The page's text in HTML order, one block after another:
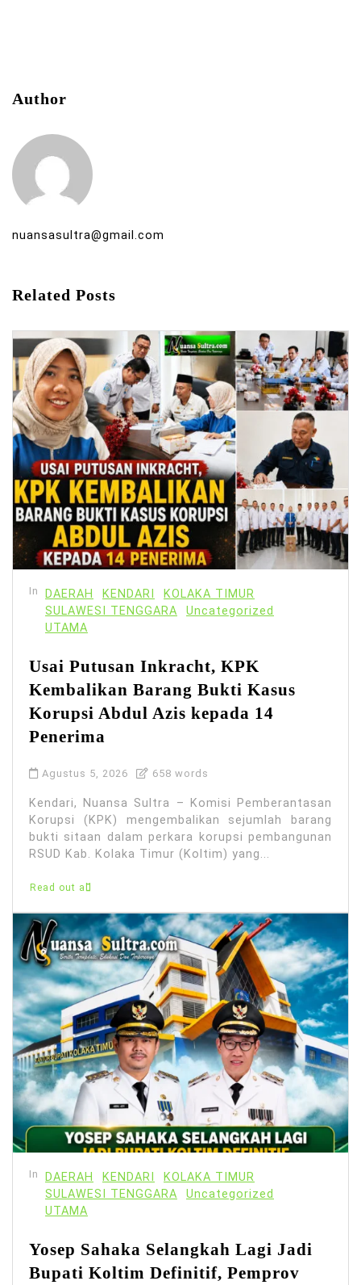
Author
nuansasultra@gmail.com
Related Posts
In DAERAH KENDARI
KOLAKA TIMUR
SULAWESI TENGGARA
Uncategorized
UTAMA
Usai Putusan Inkracht, KPK
Kembalikan Barang Bukti Kasus
Korupsi Abdul Azis kepada 14
Penerima
Agustus 5, 2026 658 words
Kendari, Nuansa Sultra – Komisi Pemberantasan
Korupsi (KPK) mengembalikan sejumlah barang
bukti sitaan dalam perkara korupsi pembangunan
RSUD Kab. Kolaka Timur (Koltim) yang...
Read out all
In DAERAH KENDARI
KOLAKA TIMUR
SULAWESI TENGGARA
Uncategorized
UTAMA
Yosep Sahaka Selangkah Lagi Jadi
Bupati Koltim Definitif, Pemprov